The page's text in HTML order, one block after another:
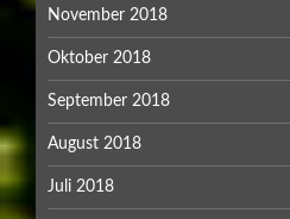
November 2018
Oktober 2018
September 2018
August 2018
Juli 2018